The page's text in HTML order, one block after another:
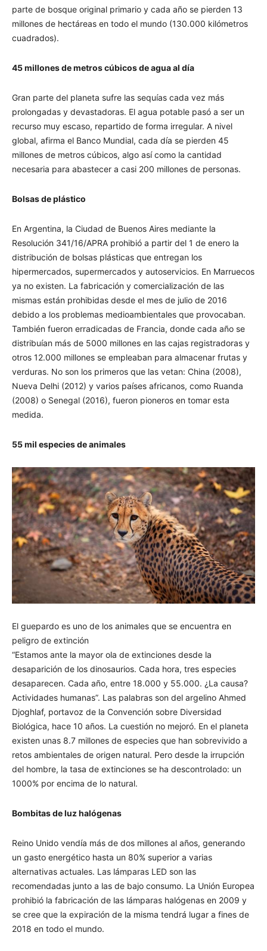
parte de bosque original primario y cada año se pierden 13
millones de hectáreas en todo el mundo (130.000 kilómetros
cuadrados).
45 millones de metros cúbicos de agua al día
Gran parte del planeta sufre las sequías cada vez más
prolongadas y devastadoras. El agua potable pasó a ser un
recurso muy escaso, repartido de forma irregular. A nivel
global, afirma el Banco Mundial, cada día se pierden 45
millones de metros cúbicos, algo así como la cantidad
necesaria para abastecer a casi 200 millones de personas.
Bolsas de plástico
En Argentina, la Ciudad de Buenos Aires mediante la
Resolución 341/16/APRA prohibió a partir del 1 de enero la
distribución de bolsas plásticas que entregan los
hipermercados, supermercados y autoservicios. En Marruecos
ya no existen. La fabricación y comercialización de las
mismas están prohibidas desde el mes de julio de 2016
debido a los problemas medioambientales que provocaban.
También fueron erradicadas de Francia, donde cada año se
distribuían más de 5000 millones en las cajas registradoras y
otros 12.000 millones se empleaban para almacenar frutas y
verduras. No son los primeros que las vetan: China (2008),
Nueva Delhi (2012) y varios países africanos, como Ruanda
(2008) o Senegal (2016), fueron pioneros en tomar esta
medida.
55 mil especies de animales
El guepardo es uno de los animales que se encuentra en
peligro de extinción
“Estamos ante la mayor ola de extinciones desde la
desaparición de los dinosaurios. Cada hora, tres especies
desaparecen. Cada año, entre 18.000 y 55.000. ¿La causa?
Actividades humanas”. Las palabras son del argelino Ahmed
Djoghlaf, portavoz de la Convención sobre Diversidad
Biológica, hace 10 años. La cuestión no mejoró. En el planeta
existen unas 8.7 millones de especies que han sobrevivido a
retos ambientales de origen natural. Pero desde la irrupción
del hombre, la tasa de extinciones se ha descontrolado: un
1000% por encima de lo natural.
Bombitas de luz halógenas
Reino Unido vendía más de dos millones al años, generando
un gasto energético hasta un 80% superior a varias
alternativas actuales. Las lámparas LED son las
recomendadas junto a las de bajo consumo. La Unión Europea
prohibió la fabricación de las lámparas halógenas en 2009 y
se cree que la expiración de la misma tendrá lugar a fines de
2018 en todo el mundo.